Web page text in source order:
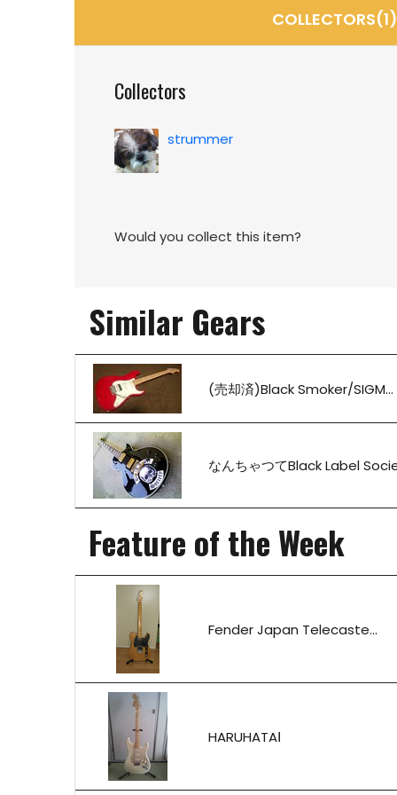
COLLECTORS(1)
Collectors
strummer
Would you collect this item?
Similar Gears
(売却済)Black Smoker/SIGM...
なんちゃつてBlack Label
Feature of the Week
Fender Japan Telecaste...
HARUHATAⅠ